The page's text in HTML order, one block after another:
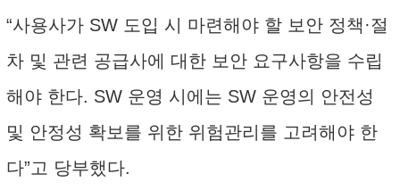
“사용사가 SW 도입 시 마련해야 할 보안 정책·절
차 및 관련 공급사에 대한 보안 요구사항을 수립
해야 한다. SW 운영 시에는 SW 운영의 안전성
및 안정성 확보를 위한 위험관리를 고려해야 한
다”고 당부했다.